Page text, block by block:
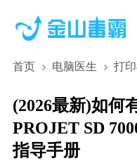
首页 电脑医生 打
(2026最新)如何
PROJET SD
指导手册